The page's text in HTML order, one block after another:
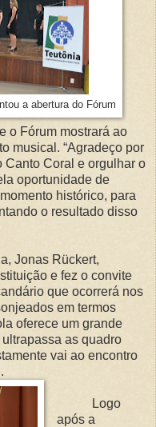
a abertura do Fórum
o Fórum mostrará ao
musical. “Agradeço por
Canto Coral e orgulhar o
oportunidade de
histórico, para
o resultado disso
Jonas Rückert,
e fez o convite
que ocorrerá nos
em termos
oferece um grande
as quadro
vai ao encontro
Logo
após a